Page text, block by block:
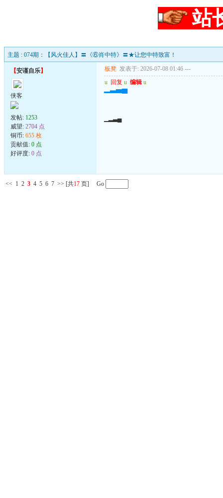
站
主题 : 074期：【风火佳人】〓《⑥肖中特》〓★让您中特致富！
【安谨自乐】
侠客
发帖: 1253
威望: 2704 点
铜币: 655 枚
贡献值: 0 点
好评度: 0 点
板凳 发表于: 2026-07-08 01:46 ---
u 回复 u 编辑 u
▁▂▃▄
▁▂▃▄
<< 1 2 3 4 5 6 7 >> [共17 页] Go